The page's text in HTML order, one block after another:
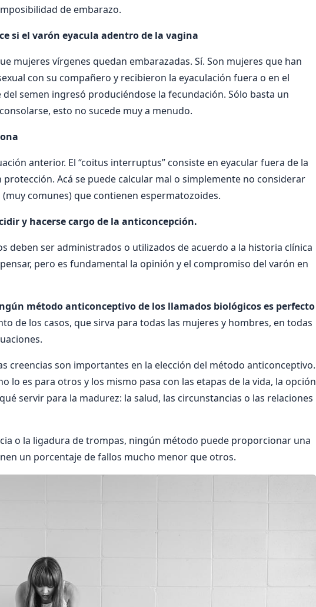
de embarazo.
si el varón eyacula adentro de la vagina
mujeres vírgenes quedan embarazadas. Sí. Son mujeres que han
con su compañero y recibieron la eyaculación fuera o en el
semen ingresó produciéndose la fecundación. Sólo basta un
esto no sucede muy a menudo.
anterior. El “coitus interruptus” consiste en eyacular fuera de la
Acá se puede calcular mal o simplemente no considerar
comunes) que contienen espermatozoides.
y hacerse cargo de la anticoncepción.
deben ser administrados o utilizados de acuerdo a la historia clínica
pero es fundamental la opinión y el compromiso del varón en
método anticonceptivo de los llamados biológicos es perfecto
de los casos, que sirva para todas las mujeres y hombres, en todas
creencias son importantes en la elección del método anticonceptivo.
lo es para otros y los mismo pasa con las etapas de la vida, la opción
servir para la madurez: la salud, las circunstancias o las relaciones
o la ligadura de trompas, ningún método puede proporcionar una
un porcentaje de fallos mucho menor que otros.